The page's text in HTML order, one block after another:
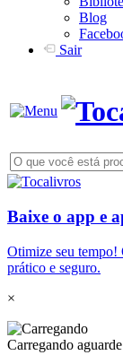
Blog
Sair
Baixe o app e
Otimize seu tempo!
prático e seguro.
×
Carregando